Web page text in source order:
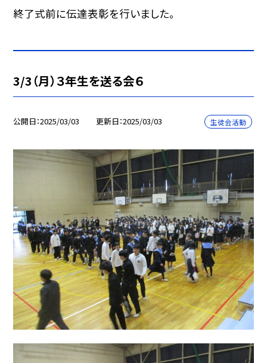
終了式前に伝達表彰を行いました。
3/3（月）３年生を送る会６
公開日 2025/03/03 更新日 2025/03/03 生徒会活動